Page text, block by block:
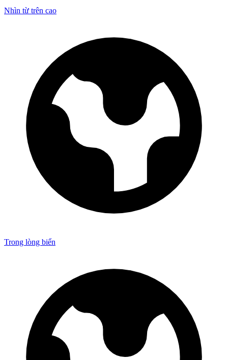
Nhìn từ trên cao
Trong lòng biển